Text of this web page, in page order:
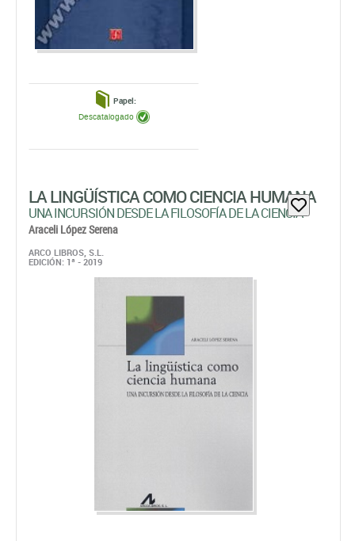
Papel:
Descatalogado
LA LINGÜÍSTICA COMO CIENCIA HUMANA
UNA INCURSIÓN DESDE LA FILOSOFÍA DE LA CIENCIA
Araceli López Serena
ARCO LIBROS, S.L.
EDICIÓN: 1ª - 2019